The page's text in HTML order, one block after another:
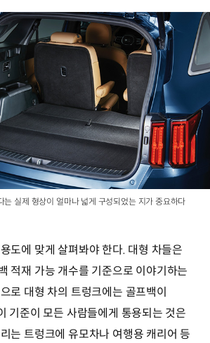
는 실제 형상이 얼마나 넓게 구성되었는 지가 중요하다
도에 맞게 살펴봐야 한다. 대형 차들은
적재 가능 개수를 기준으로 이야기하는
로 대형 차의 트렁크에는 골프백이
기준이 모든 사람들에게 통용되는 것은
는 트렁크에 유모차나 여행용 캐리어 등